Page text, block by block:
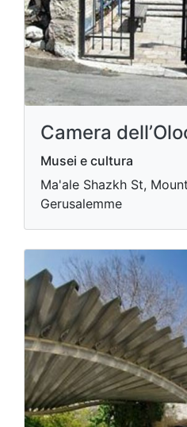
Camera
Musei e cultura
Ma'ale Shazkh St,
Gerusalemme